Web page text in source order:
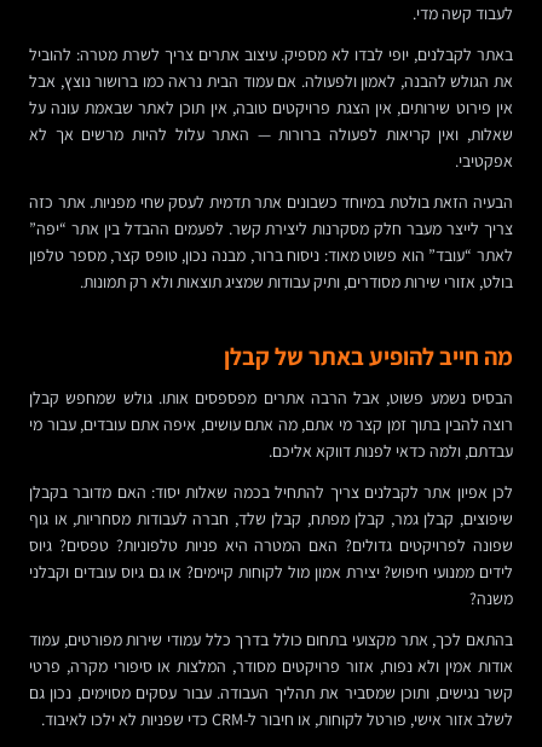
לעבוד קשה מדי.
באתר לקבלנים, יופי לבדו לא מספיק. עיצוב אתרים צריך לשרת מטרה: להוביל
את הגולש להבנה, לאמון ולפעולה. אם עמוד הבית נראה כמו ברושור נוצץ, אבל
אין פירוט שירותים, אין הצגת פרויקטים טובה, אין תוכן לאתר שבאמת עונה על
שאלות, ואין קריאות לפעולה ברורות — האתר עלול להיות מרשים אך לא
אפקטיבי.
הבעיה הזאת בולטת במיוחד כשבונים אתר תדמית לעסק שחי מפניות. אתר כזה
צריך לייצר מעבר חלק מסקרנות ליצירת קשר. לפעמים ההבדל בין אתר “יפה”
לאתר “עובד” הוא פשוט מאוד: ניסוח ברור, מבנה נכון, טופס קצר, מספר טלפון
בולט, אזורי שירות מסודרים, ותיק עבודות שמציג תוצאות ולא רק תמונות.
מה חייב להופיע באתר של קבלן
הבסיס נשמע פשוט, אבל הרבה אתרים מפספסים אותו. גולש שמחפש קבלן
רוצה להבין בתוך זמן קצר מי אתם, מה אתם עושים, איפה אתם עובדים, עבור מי
עבדתם, ולמה כדאי לפנות דווקא אליכם.
לכן אפיון אתר לקבלנים צריך להתחיל בכמה שאלות יסוד: האם מדובר בקבלן
שיפוצים, קבלן גמר, קבלן מפתח, קבלן שלד, חברה לעבודות מסחריות, או גוף
שפונה לפרויקטים גדולים? האם המטרה היא פניות טלפוניות? טפסים? גיוס
לידים ממנועי חיפוש? יצירת אמון מול לקוחות קיימים? או גם גיוס עובדים וקבלני
משנה?
בהתאם לכך, אתר מקצועי בתחום כולל בדרך כלל עמודי שירות מפורטים, עמוד
אודות אמין ולא נפוח, אזור פרויקטים מסודר, המלצות או סיפורי מקרה, פרטי
קשר נגישים, ותוכן שמסביר את תהליך העבודה. עבור עסקים מסוימים, נכון גם
לשלב אזור אישי, פורטל לקוחות, או חיבור ל-CRM כדי שפניות לא ילכו לאיבוד.